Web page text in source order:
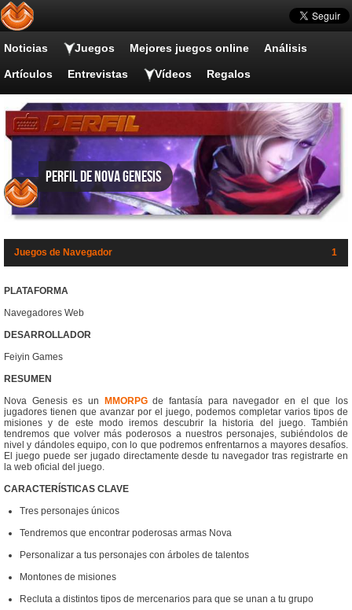
Noticias Juegos Mejores juegos online Análisis
Artículos Entrevistas Vídeos Regalos
Perfil de Nova Genesis
Juegos de Navegador 1
PLATAFORMA
Navegadores Web
DESARROLLADOR
Feiyin Games
RESUMEN
Nova Genesis es un
MMORPGde fantasía para navegador en el que los
jugadores tienen que avanzar por el juego, podemos completar varios tipos de
misiones y de este modo iremos descubrir la historia del juego. También
tendremos que volver más poderosos a nuestros personajes, subiéndolos de
nivel y dándoles equipo, con lo que podremos enfrentarnos a mayores desafíos.
El juego puede ser jugado directamente desde tu navegador tras registrarte en
la web oficial del juego.
CARACTERÍSTICAS CLAVE
Tres personajes únicos
Tendremos que encontrar poderosas armas Nova
Personalizar a tus personajes con árboles de talentos
Montones de misiones
Recluta a distintos tipos de mercenarios para que se unan a tu grupo